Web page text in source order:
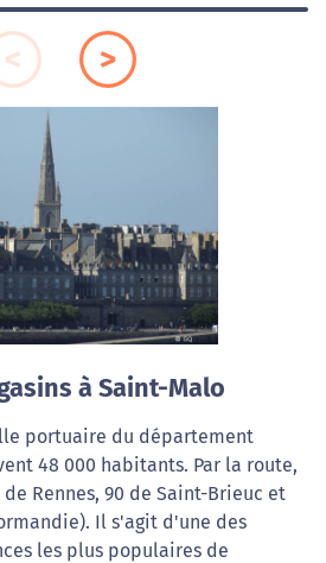
à Saint-Malo
portuaire du département
48 000 habitants. Par la route,
Rennes, 90 de Saint-Brieuc et
Il s'agit d'une des
les plus populaires de